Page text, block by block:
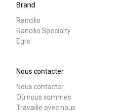
Brand
Rancilio
Rancilio Specialty
Egro
Nous contacter
Nous contacter
Où nous sommes
Travaille avec nous